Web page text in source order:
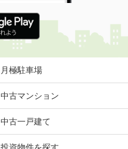
月極駐車場
中古マンション
中古一戸建て